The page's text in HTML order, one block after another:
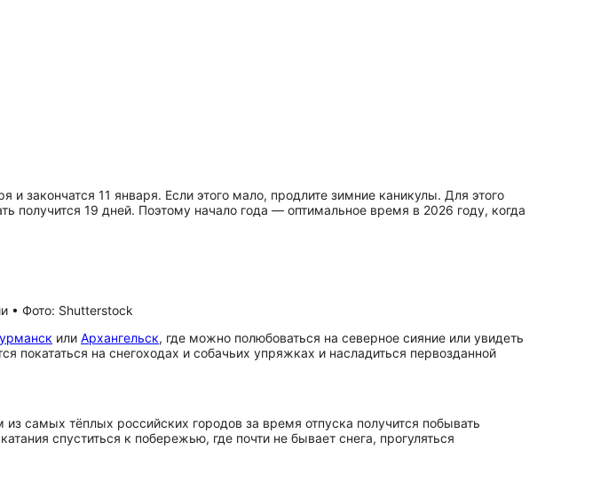
закончатся 11 января. Если этого мало, продлите зимние каникулы. Для этого
получится 19 дней. Поэтому начало года — оптимальное время в 2026 году, когда
• Фото: Shutterstock
или Архангельск, где можно полюбоваться на северное сияние или увидеть
покататься на снегоходах и собачьих упряжках и насладиться первозданной
самых тёплых российских городов за время отпуска получится побывать
спуститься к побережью, где почти не бывает снега, прогуляться